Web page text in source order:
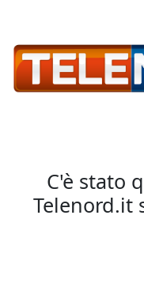
C'è stato
Telenord.it